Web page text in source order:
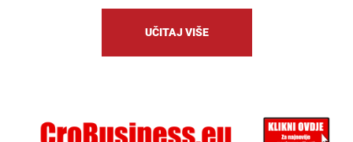
UČITAJ VIŠE